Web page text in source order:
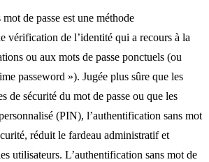
de passe est une méthode
vérification de l’identité qui a recours à la
ou aux mots de passe ponctuels (ou
passeword »). Jugée plus sûre que les
de sécurité du mot de passe ou que les
(PIN), l’authentification sans mot
réduit le fardeau administratif et
utilisateurs. L’authentification sans mot de